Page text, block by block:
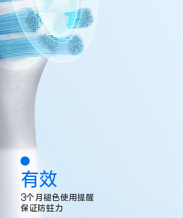
有效
3个月褪色使用提醒
保证防蛀力